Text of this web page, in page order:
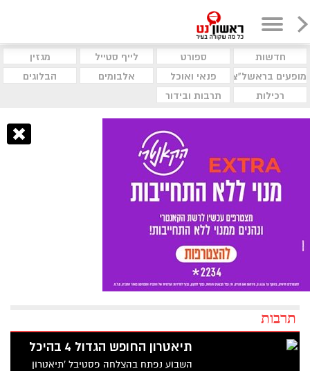
חדשות ספורט לייף סטייל
מגזין
מופעים בראשל"צ
פנאי ואוכל אלבומים
הבלוגים
רכילות
תרבות ובידור
תרבות
תיאטרון החופש הגדול 4 בהיכל
השבוע נפתח בהצלחה פסטיבל 'תיאטרון